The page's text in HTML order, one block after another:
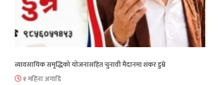
व्यावसायिक समृद्धिको योजनासहित चुनावी मैदानमा शंकर डुम्रे
१ महिना अगाडि